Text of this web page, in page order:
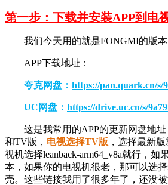
第一步：下载并安装APP到电
我们今天用的就是FONGMI的版本
APP下载地址：
夸克网盘： https://pan.quark.cn/s/
UC网盘： https://drive.uc.cn/s/
这是我常用的APP的更新网盘地址
和TV版， 电视选择TV版 ，选择最新
视机选择leanback-arm64_v8a就行，如
本，如果你的电视机很老，那可以选
壳。这些链接我用了很多年了，还没